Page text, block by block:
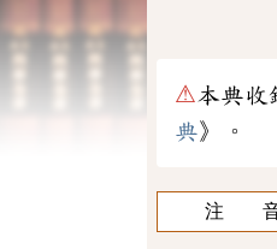
⚠本典收
典》。
注